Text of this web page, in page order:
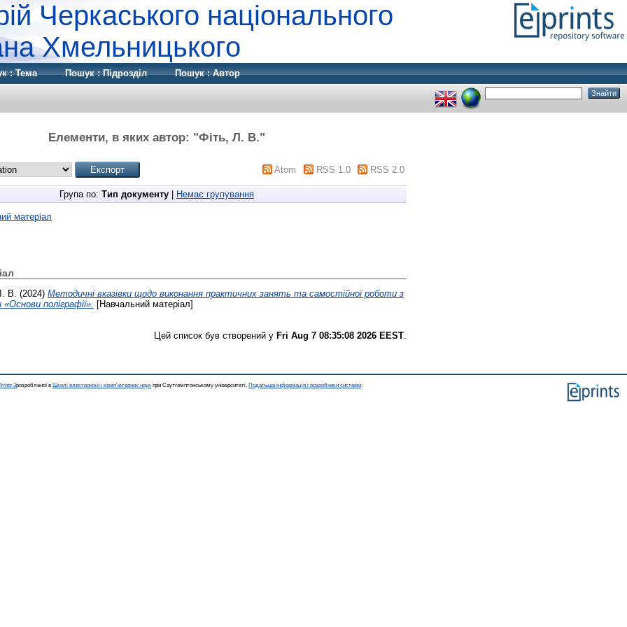
Черкаського національного
Хмельницького
: Тема Пошук : Підрозділ Пошук : Автор
Елементи, в яких автор: "Фіть, Л. В."
Atom RSS 1.0 RSS 2.0
Група по: Тип документу Немає групування
матеріал
В. (2024) Методичні вказівки щодо виконання практичних занять та самостійної роботи з
поліграфії». [Навчальний матеріал]
Цей список був створений у Fri Aug 7 08:35:08 2026 EEST
3розробленої в Школі електроніки і комп'ютерних наук при Саутгемптонському університеті. Подальша інформація і розробники системи